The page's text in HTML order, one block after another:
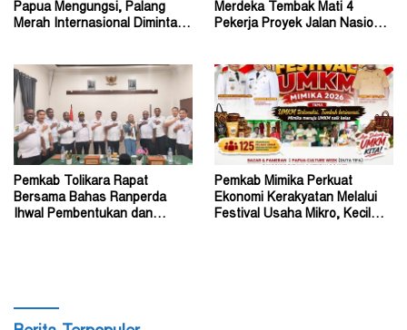
Papua Mengungsi, Palang
Merah Internasional Diminta
Merdeka Tembak Mati 4
Pekerja Proyek Jalan Nasional
Pemkab Tolikara Rapat
Bersama Bahas Ranperda
Ihwal Pembentukan dan
Pemkab Mimika Perkuat
Ekonomi Kerakyatan Melalui
Festival Usaha Mikro, Kecil